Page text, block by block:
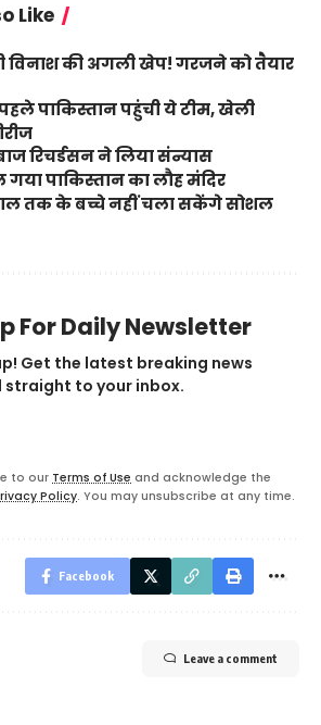
Like
विनाश की अगली खेप! गरजने को तैयार
पाकिस्तान पहुंची ये टीम, खेली
रिचर्डसन ने लिया संन्यास
पाकिस्तान का लौह मंदिर
तक के बच्चे नहीं चला सकेंगे सोशल
For Daily Newsletter
Get the latest breaking news
straight to your inbox.
to our Terms of Use and acknowledge the
Policy. You may unsubscribe at any time.
Facebook
Leave a comment